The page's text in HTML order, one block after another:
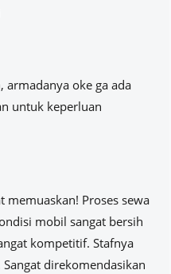
armadanya oke ga ada
untuk keperluan
memuaskan! Proses sewa
mobil sangat bersih
kompetitif. Stafnya
direkomendasikan